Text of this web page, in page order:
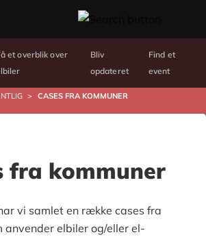
et overblik over
Bliv
opdateret
Find et
event
> CASES FRA KOMMUNER
fra kommuner
vi samlet en række cases fra
anvender elbiler og/eller el-